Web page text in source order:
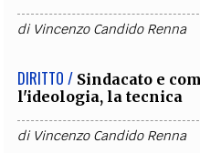
di Vincenzo Candido Renna
DIRITTO / Sindacato e
l'ideologia, la tecnica
di Vincenzo Candido Renna